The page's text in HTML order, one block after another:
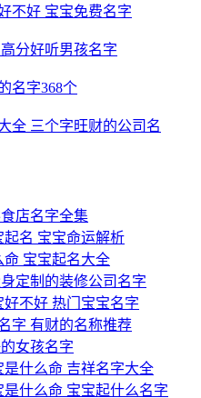
不好 宝宝免费名字
分好听男孩名字
名字368个
全 三个字旺财的公司名
店名字全集
起名 宝宝命运解析
命 宝宝起名大全
定制的装修公司名字
好不好 热门宝宝名字
字 有财的名称推荐
女孩名字
是什么命 吉祥名字大全
是什么命 宝宝起什么名字